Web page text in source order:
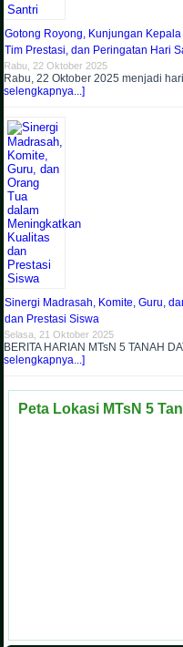
Gotong Royong, Kunjungan
Tim Prestasi, dan Peringatan Hari
Rabu, 22 Oktober 2025
Rabu, 22 Oktober 2025 menjadi
selengkapnya...]
Sinergi Madrasah, Komite, Guru,
dan Prestasi Siswa
Selasa, 21 Oktober 2025
BERITA HARIAN MTsN 5 TANAH
selengkapnya...]
Peta Lokasi MTsN 5